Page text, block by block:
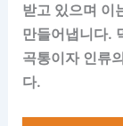
받고 있으며 이
만들어냅니다.
곡통이자 인류
다.